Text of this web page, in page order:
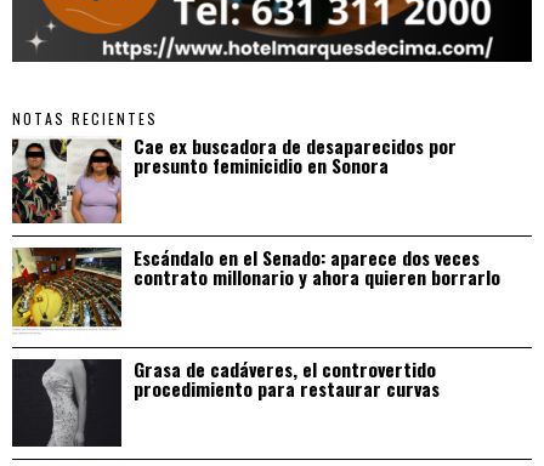
NOTAS RECIENTES
Cae ex buscadora de desaparecidos por
presunto feminicidio en Sonora
Escándalo en el Senado: aparece dos veces
contrato millonario y ahora quieren borrarlo
Grasa de cadáveres, el controvertido
procedimiento para restaurar curvas